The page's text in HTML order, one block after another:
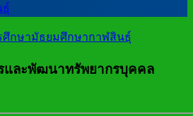
และพัฒนาทรัพยากรบุคคล